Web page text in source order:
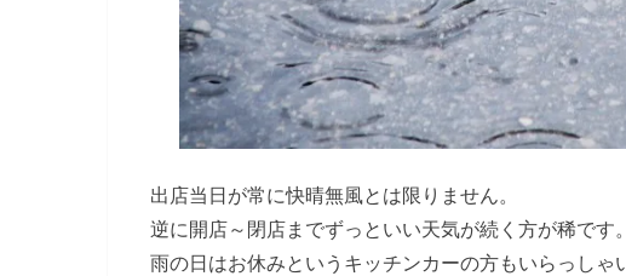
出店当日が常に快晴無風とは限りません。
逆に開店～閉店までずっといい天気が続く方が稀です。
雨の日はお休みというキッチンカーの方もいらっしゃ